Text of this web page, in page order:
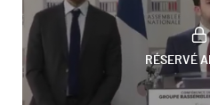
RÉSERVÉ